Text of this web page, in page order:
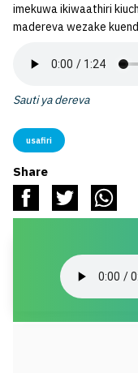
imekuwa ikiwaathiri
madereva wezake
Sauti ya dereva
usafiri
Share